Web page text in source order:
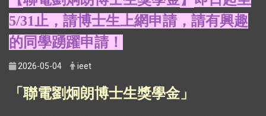
5/31止，請博士生上網申請，請有興趣
的同學踴躍申請！
2026-05-04 ieet
「聯電劉炯朗博士生獎學金」